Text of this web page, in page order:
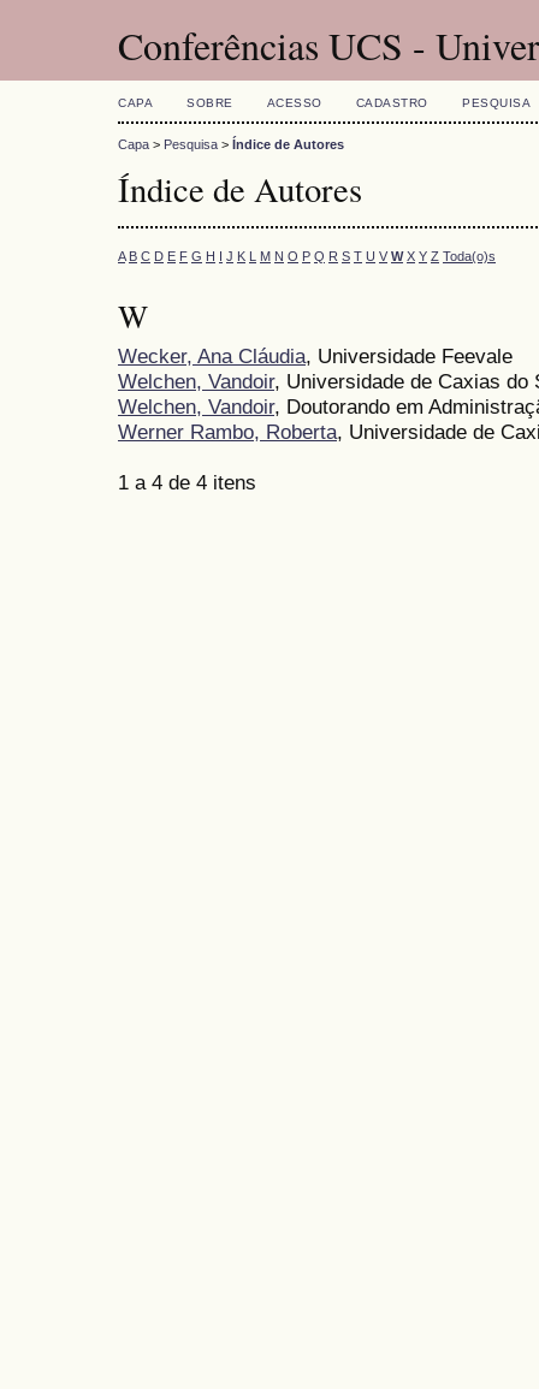
Conferências UCS -
CAPA SOBRE ACESSO CADASTRO PESQUISA
Capa > Pesquisa > Índice de Autores
Índice de Autores
A B C D E F G H I J K L M N O P Q R S T U V W X Y Z Toda(o)s
W
Wecker, Ana Cláudia, Universidade Feevale
Welchen, Vandoir, Universidade de Caxias do
Welchen, Vandoir, Doutorando em
Werner Rambo, Roberta, Universidade de
1 a 4 de 4 itens